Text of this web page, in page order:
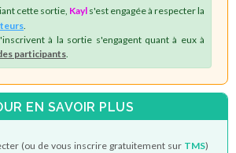
cette sortie, Kayl s'est engagée à respecter la
à la sortie s'engagent quant à eux à
participants
EN SAVOIR PLUS
(ou de vous inscrire gratuitement sur TMS)